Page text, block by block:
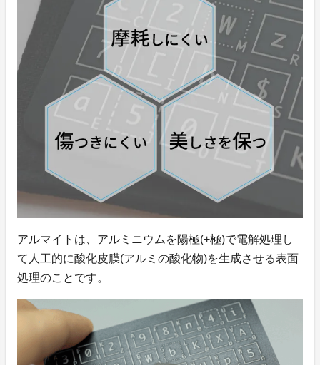
アルマイトは、アルミニウムを陽極(+極)で電解処理し
て人工的に酸化皮膜(アルミの酸化物)を生成させる表面
処理のことです。